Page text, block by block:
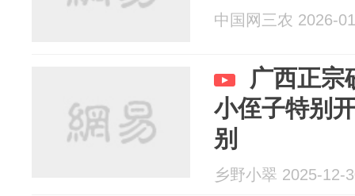
中国网三农 2026-
广西正宗
小侄子特别
别
乡野小翠 2025-12-